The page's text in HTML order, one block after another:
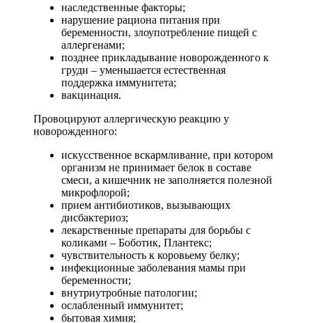
наследственные факторы;
нарушение рациона питания при
беременности, злоупотребление пищей с
аллергенами;
позднее прикладывание новорожденного к
груди – уменьшается естественная
поддержка иммунитета;
вакцинация.
Провоцируют аллергическую реакцию у
новорожденного:
искусственное вскармливание, при котором
организм не принимает белок в составе
смеси, а кишечник не заполняется полезной
микрофлорой;
прием антибиотиков, вызывающих
дисбактериоз;
лекарственные препараты для борьбы с
коликами – Боботик, Плантекс;
чувствительность к коровьему белку;
инфекционные заболевания мамы при
беременности;
внутриутробные патологии;
ослабленный иммунитет;
бытовая химия;